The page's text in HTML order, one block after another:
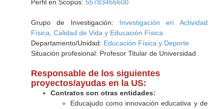
Perfil en Scopus: 55783466600
Grupo de Investigación: Investigación en Actividad
Física, Calidad de Vida y Educación Física
Departamento/Unidad: Educación Física y Deporte
Situación profesional: Profesor Titular de Universidad
Responsable de los siguientes
proyectos/ayudas en la US:
Contratos con otras entidades:
Educajudo como innovación educativa y de